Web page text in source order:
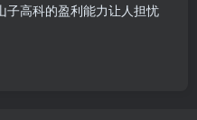
子高科的盈利能力让人担忧